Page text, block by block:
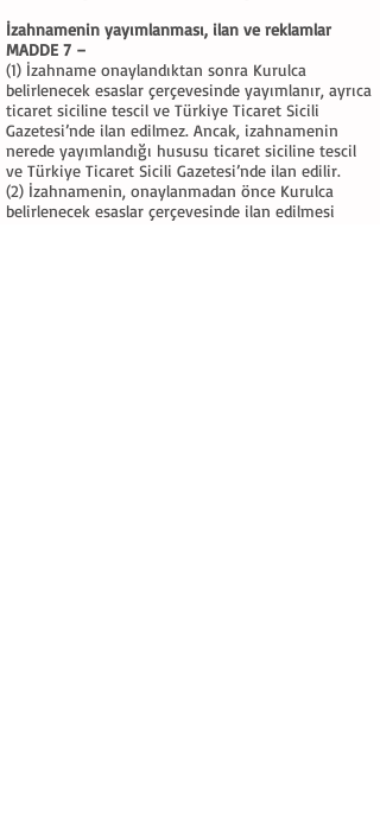
İzahnamenin yayımlanması, ilan ve reklamlar
MADDE 7 –
(1) İzahname onaylandıktan sonra Kurulca
belirlenecek esaslar çerçevesinde yayımlanır, ayrıca
ticaret siciline tescil ve Türkiye Ticaret Sicili
Gazetesi’nde ilan edilmez. Ancak, izahnamenin
nerede yayımlandığı hususu ticaret siciline tescil
ve Türkiye Ticaret Sicili Gazetesi’nde ilan edilir.
(2) İzahnamenin, onaylanmadan önce Kurulca
belirlenecek esaslar çerçevesinde ilan edilmesi